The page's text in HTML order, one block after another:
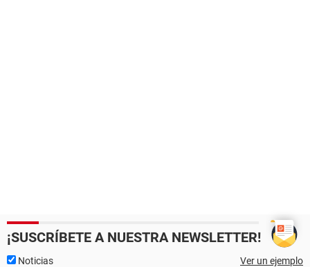
¡SUSCRÍBETE A NUESTRA NEWSLETTER!
Noticias Ver un ejemplo